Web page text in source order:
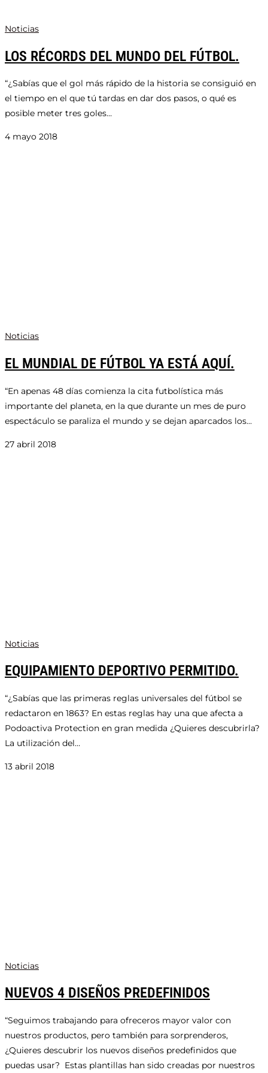
Noticias
LOS RÉCORDS DEL MUNDO DEL FÚTBOL.
“¿Sabías que el gol más rápido de la historia se consiguió en
el tiempo en el que tú tardas en dar dos pasos, o qué es
posible meter tres goles…
4 mayo 2018
Noticias
EL MUNDIAL DE FÚTBOL YA ESTÁ AQUÍ.
“En apenas 48 días comienza la cita futbolística más
importante del planeta, en la que durante un mes de puro
espectáculo se paraliza el mundo y se dejan aparcados los…
27 abril 2018
Noticias
EQUIPAMIENTO DEPORTIVO PERMITIDO.
“¿Sabías que las primeras reglas universales del fútbol se
redactaron en 1863? En estas reglas hay una que afecta a
Podoactiva Protection en gran medida ¿Quieres descubrirla?
La utilización del…
13 abril 2018
Noticias
NUEVOS 4 DISEÑOS PREDEFINIDOS
“Seguimos trabajando para ofreceros mayor valor con
nuestros productos, pero también para sorprenderos,
¿Quieres descubrir los nuevos diseños predefinidos que
puedas usar? Estas plantillas han sido creadas por nuestros